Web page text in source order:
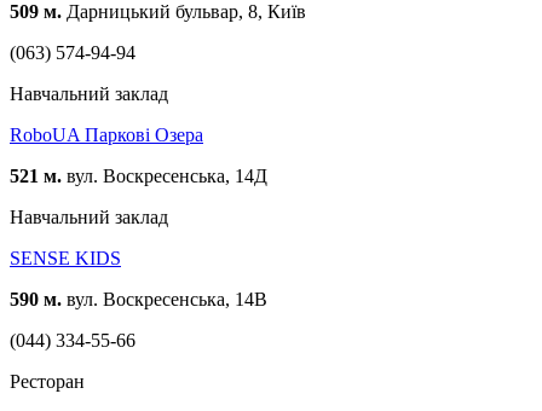
509 м. Дарницький бульвар, 8, Київ
(063) 574-94-94
Навчальний заклад
RoboUA Паркові Озера
521 м. вул. Воскресенська, 14Д
Навчальний заклад
SENSE KIDS
590 м. вул. Воскресенська, 14В
(044) 334-55-66
Ресторан